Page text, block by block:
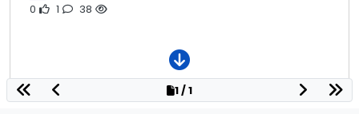
0 1 38
1 / 1